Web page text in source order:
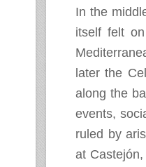
In the
itself felt
later the
along the
events,
ruled by
at